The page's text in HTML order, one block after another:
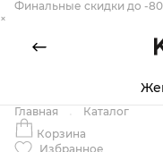
Финальные скидки до -
×
Главная
Каталог
Корзина
Избранное